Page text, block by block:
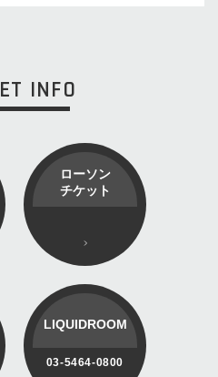
INFO
ローソン
チケット
LIQUIDROOM
03-5464-0800